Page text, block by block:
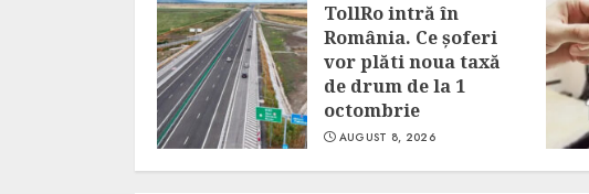
TollRo intră în
România. Ce șoferi
vor plăti noua taxă
de drum de la 1
octombrie
AUGUST 8, 2026